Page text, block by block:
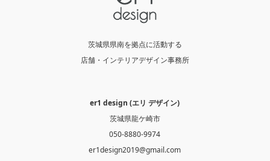
茨城県県南を拠点に活動する
店舗・インテリアデザイン事務所
er1 design (エリ デザイン)
茨城県龍ケ崎市
050-8880-9974
er1design2019@gmail.com